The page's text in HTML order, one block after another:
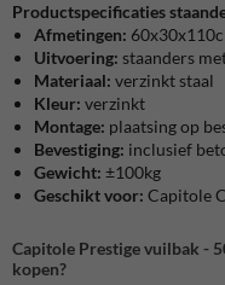
Productspecificaties
Afmetingen:
Uitvoering: staanders
Materiaal: verzinkt staal
Kleur: verzinkt
Montage: plaatsing op
Bevestiging: inclusief
Gewicht: ±100kg
Geschikt voor: Capitole
Capitole Prestige vuilbak -
kopen?